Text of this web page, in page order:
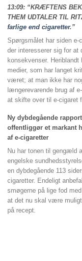
13:09: “KRÆFTENS
THEM UDTALER TIL
farlige end cigaretter.”
Spørgsmålet har siden
der interesserer sig for
konsekvenser.
medier, som har langet
været; at man ikke har
længerevarende brug af
at skifte over til e-cigaret
Ny dybdegående
offentliggør et markant
af e-cigaretter
Nu har tonen til gengæld
engelske
en dybdegående 113
cigaretter. Endeligt
smøgerne på lige fod
at det nu skal være
på recept.